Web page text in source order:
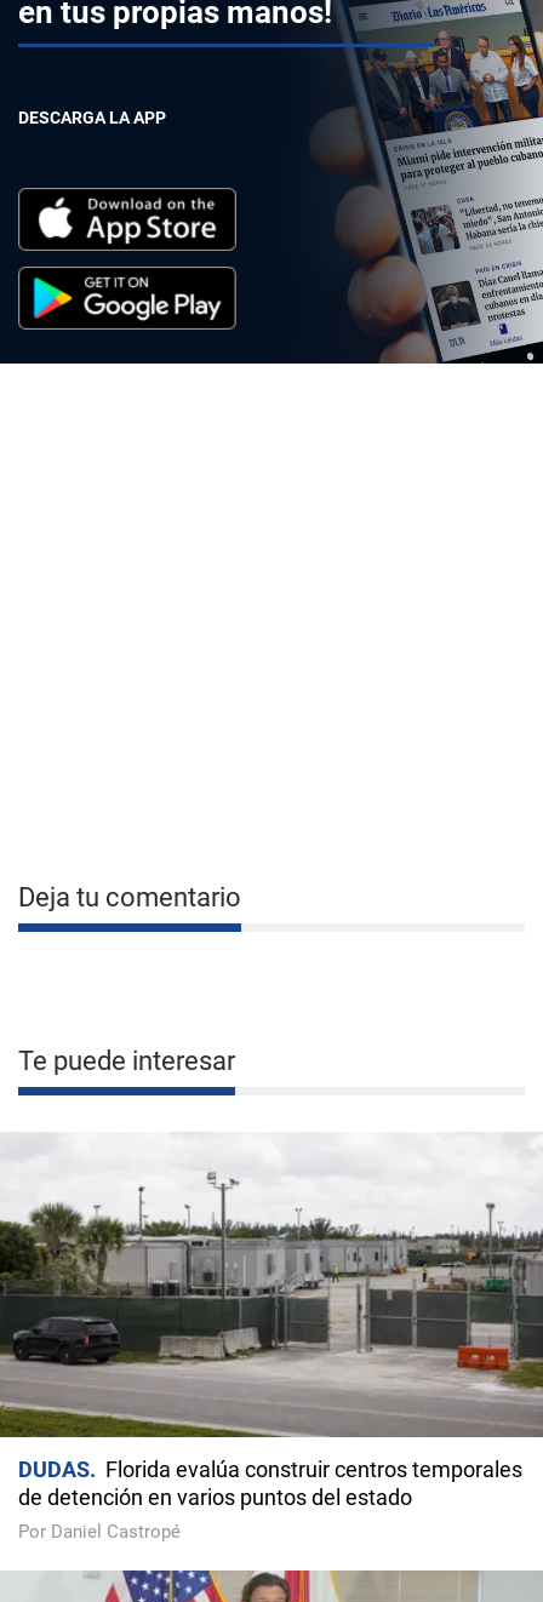
en tus propias manos!
DESCARGA LA APP
Deja tu comentario
Te puede interesar
DUDAS
Florida evalúa construir centros temporales
de detención en varios puntos del estado
Por Daniel Castropé